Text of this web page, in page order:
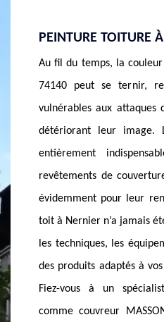
bien
votre
FIEZ-VOUS À LA
TOITURE À NERNIER
Reconnue comme le
dans le 74140, la
Rénovation à Nernier
inégalé à la hauteur de
peinture toiture à
années d’expérience,
compagnon
peintures de haute
éprouvées, des conseils
tout à fait
société de peinture